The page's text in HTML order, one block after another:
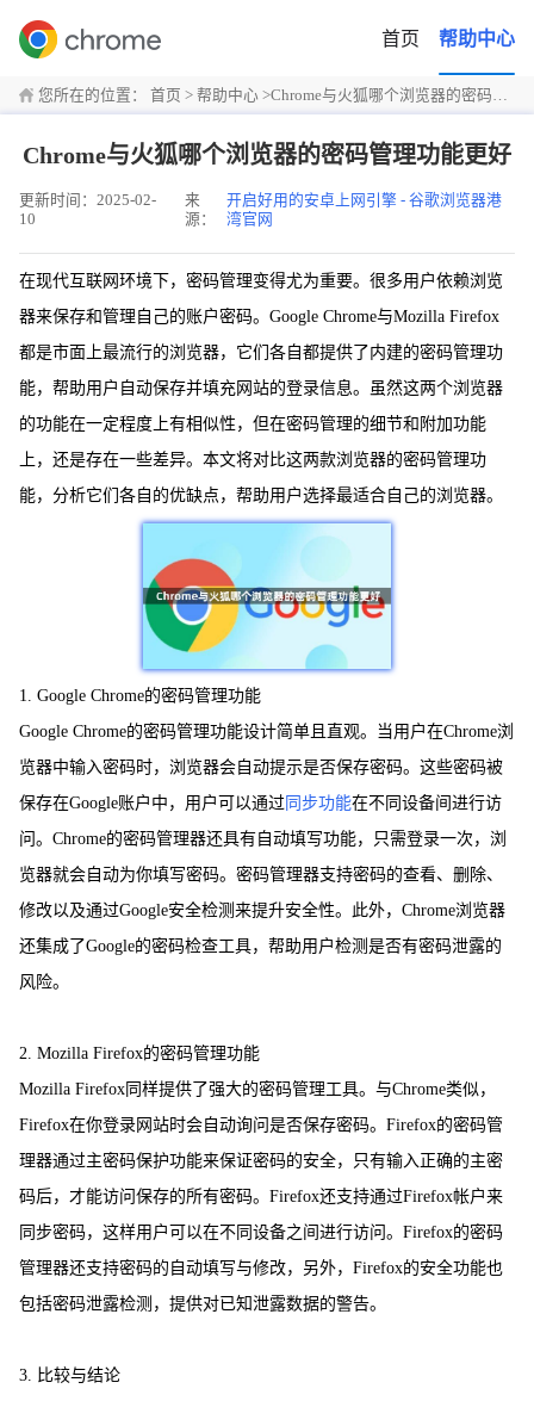
首页 帮助中心
您所在的位置： 首页 > 帮助中心 >Chrome与火狐哪个浏览器的密码管理功能更好
Chrome与火狐哪个浏览器的密码管理功能更好
更新时间：2025-02-
10
来
源：
开启好用的安卓上网引擎 - 谷歌浏览器港
湾官网
在现代互联网环境下，密码管理变得尤为重要。很多用户依赖浏览
器来保存和管理自己的账户密码。Google Chrome与Mozilla Firefox
都是市面上最流行的浏览器，它们各自都提供了内建的密码管理功
能，帮助用户自动保存并填充网站的登录信息。虽然这两个浏览器
的功能在一定程度上有相似性，但在密码管理的细节和附加功能
上，还是存在一些差异。本文将对比这两款浏览器的密码管理功
能，分析它们各自的优缺点，帮助用户选择最适合自己的浏览器。
1. Google Chrome的密码管理功能
Google Chrome的密码管理功能设计简单且直观。当用户在Chrome浏
览器中输入密码时，浏览器会自动提示是否保存密码。这些密码被
保存在Google账户中，用户可以通过 同步功能在不同设备间进行访
问。Chrome的密码管理器还具有自动填写功能，只需登录一次，浏
览器就会自动为你填写密码。密码管理器支持密码的查看、删除、
修改以及通过Google安全检测来提升安全性。此外，Chrome浏览器
还集成了Google的密码检查工具，帮助用户检测是否有密码泄露的
风险。
2. Mozilla Firefox的密码管理功能
Mozilla Firefox同样提供了强大的密码管理工具。与Chrome类似，
Firefox在你登录网站时会自动询问是否保存密码。Firefox的密码管
理器通过主密码保护功能来保证密码的安全，只有输入正确的主密
码后，才能访问保存的所有密码。Firefox还支持通过Firefox帐户来
同步密码，这样用户可以在不同设备之间进行访问。Firefox的密码
管理器还支持密码的自动填写与修改，另外，Firefox的安全功能也
包括密码泄露检测，提供对已知泄露数据的警告。
3. 比较与结论